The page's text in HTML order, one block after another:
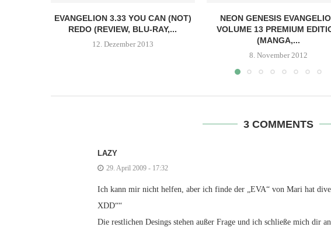
EVANGELION 3.33 YOU CAN (NOT)
REDO (REVIEW, BLU-RAY,...
12. Dezember 2013
NEON GENESIS
VOLUME 13 PREMIUM
(MANGA,...
8. November 2012
3 COMMENTS
LAZY
29. April 2009 - 17:32
Ich kann mir nicht helfen, aber ich finde der „EVA“ von Mari hat
XDD““
Die restlichen Desings stehen außer Frage und ich schließe mich dir